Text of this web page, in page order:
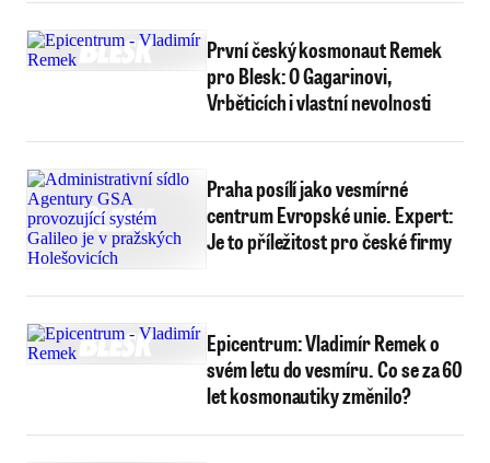
První český kosmonaut Remek
pro Blesk: O Gagarinovi,
Vrběticích i vlastní nevolnosti
Praha posílí jako vesmírné
centrum Evropské unie. Expert:
Je to příležitost pro české firmy
Epicentrum: Vladimír Remek o
svém letu do vesmíru. Co se za 60
let kosmonautiky změnilo?